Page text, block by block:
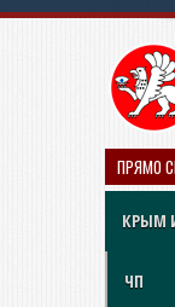
ПРЯМО
КРЫМ
ЧП